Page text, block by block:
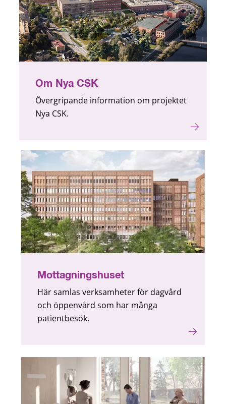
Om Nya CSK
Övergripande information om projektet
Nya CSK.
Mottagningshuset
Här samlas verksamheter för dagvård
och öppenvård som har många
patientbesök.